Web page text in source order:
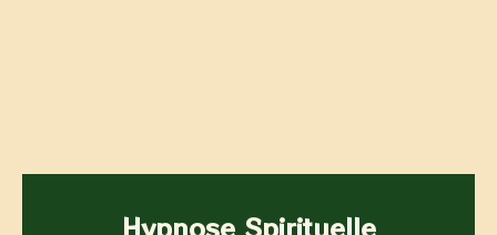
Hypnose Spirituelle